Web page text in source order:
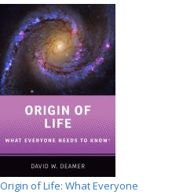
Origin of Life: What Everyone